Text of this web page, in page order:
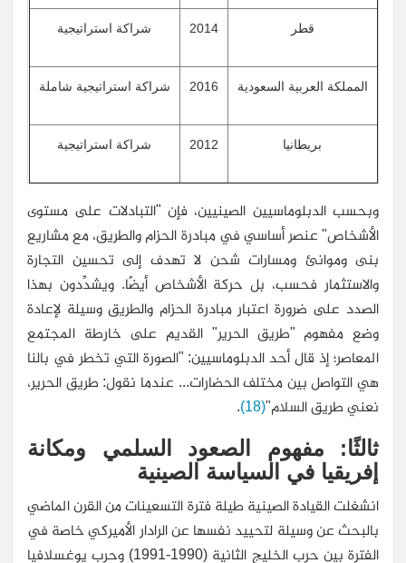
قطر 2014 شراكة استراتيجية
المملكة العربية السعودية 2016 شراكة استراتيجية شاملة
بريطانيا 2012 شراكة استراتيجية
وبحسب الدبلوماسيين الصينيين، فإن "التبادلات على مستوى
الأشخاص" عنصر أساسي في مبادرة الحزام والطريق، مع مشاريع
بنى وموانئ ومسارات شحن لا تهدف إلى تحسين التجارة
والاستثمار فحسب، بل حركة الأشخاص أيضًا. ويشدِّدون بهذا
الصدد على ضرورة اعتبار مبادرة الحزام والطريق وسيلة لإعادة
وضع مفهوم "طريق الحرير" القديم على خارطة المجتمع
المعاصر؛ إذ قال أحد الدبلوماسيين: "الصورة التي تخطر في بالنا
هي التواصل بين مختلف الحضارات... عندما نقول: طريق الحرير،
نعني طريق السلام"(18)
.
ثالثًا: مفهوم الصعود السلمي ومكانة
إفريقيا في السياسة الصينية
انشغلت القيادة الصينية طيلة فترة التسعينات من القرن الماضي
بالبحث عن وسيلة لتحييد نفسها عن الرادار الأميركي خاصة في
الفترة بين حرب الخليج الثانية (1990-1991) وحرب يوغسلافيا